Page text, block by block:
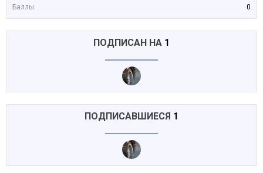
Баллы:
0
ПОДПИСАН НА 1
ПОДПИСАВШИЕСЯ 1